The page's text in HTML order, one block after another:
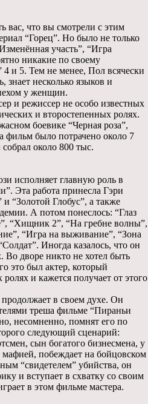
вас, что вы смотрели с этим
“Горец”. Но было не только
участь”, “Игра
никакие по своему
и 5. Тем не менее, Пол всячески
несколько языков и
у женщин.
и режиссер не особо известных
и второстепенных ролях.
боевике “Черная роза”,
фильм было потрачено около 7
около 800 тыс.
исполняет главную роль в
Эта работа принесла Гэри
“Золотой Глобус”, а также
А потом понеслось: “Глаз
“Хищник 2”, “На гребне волны”,
“Игра на выживание”, “Зона
Иногда казалось, что он
Во дворе никто не хотел быть
это был актер, который
и кажется получает от этого
продолжает в своем духе. Он
треша фильме “Пираньи
несомненно, помнят его по
следующий сценарий:
сын богатого бизнесмена, у
мафией, побеждает на бойцовском
“свидетелем” убийства, он
и вступает в схватку со своим
в этом фильме мастера.